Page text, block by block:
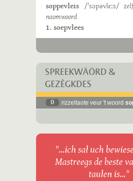
soppevleis /ˈsɔpəvlɛːs/
naomwoord
1. soepvlees
SPREEKWÄÖRD &
GEZÈGKDES
0 rizzeltaote veur 't woord
"...ich sal uch
Mastreegs de beste
taulen is..."